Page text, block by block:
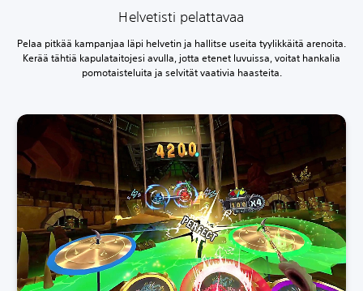
Helvetisti pelattavaa
Pelaa pitkää kampanjaa läpi helvetin ja hallitse useita tyylikkäitä arenoita.
Kerää tähtiä kapulataitojesi avulla, jotta etenet luvuissa, voitat hankalia
pomotaisteluita ja selvität vaativia haasteita.